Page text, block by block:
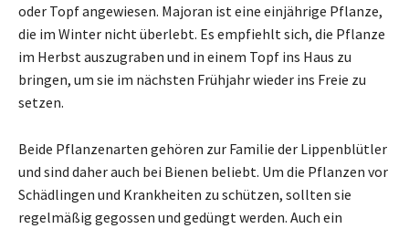
oder Topf angewiesen. Majoran ist eine einjährige Pflanze,
die im Winter nicht überlebt. Es empfiehlt sich, die Pflanze
im Herbst auszugraben und in einem Topf ins Haus zu
bringen, um sie im nächsten Frühjahr wieder ins Freie zu
setzen.
Beide Pflanzenarten gehören zur Familie der Lippenblütler
und sind daher auch bei Bienen beliebt. Um die Pflanzen vor
Schädlingen und Krankheiten zu schützen, sollten sie
regelmäßig gegossen und gedüngt werden. Auch ein